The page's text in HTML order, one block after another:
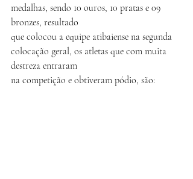
medalhas, sendo 10 ouros, 10 pratas e 09
bronzes, resultado
que colocou a equipe atibaiense na segunda
colocação geral, os atletas que com muita
destreza entraram
na competição e obtiveram pódio, são: